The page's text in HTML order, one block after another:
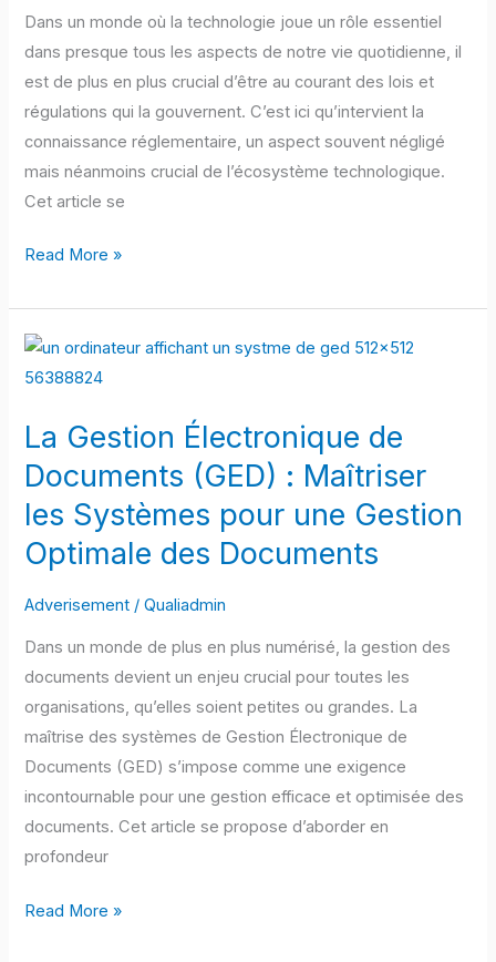
Dans un monde où la technologie joue un rôle essentiel
dans presque tous les aspects de notre vie quotidienne, il
est de plus en plus crucial d’être au courant des lois et
régulations qui la gouvernent. C’est ici qu’intervient la
connaissance réglementaire, un aspect souvent négligé
mais néanmoins crucial de l’écosystème technologique.
Cet article se
le
Domaine
Technologique
Read More »
La Gestion Électronique de
Documents (GED) : Maîtriser
les Systèmes pour une Gestion
Optimale des Documents
Adverisement /Qualiadmin
Dans un monde de plus en plus numérisé, la gestion des
documents devient un enjeu crucial pour toutes les
organisations, qu’elles soient petites ou grandes. La
maîtrise des systèmes de Gestion Électronique de
Documents (GED) s’impose comme une exigence
incontournable pour une gestion efficace et optimisée des
documents. Cet article se propose d’aborder en
profondeur
La
Gestion
de
Documents
:
Maîtriser
Systèmes
pour
une
Gestion
Optimale
des
Documents
Read More »